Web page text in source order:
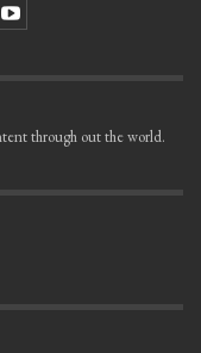
through out the world.